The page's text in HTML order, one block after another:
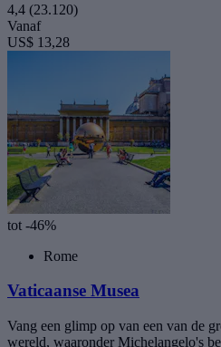
4,4 (23.120)
Vanaf
US$ 13,28
tot -46%
Rome
Vaticaanse Musea
Vang een glimp op van een van de
wereld, waaronder Michelangelo's